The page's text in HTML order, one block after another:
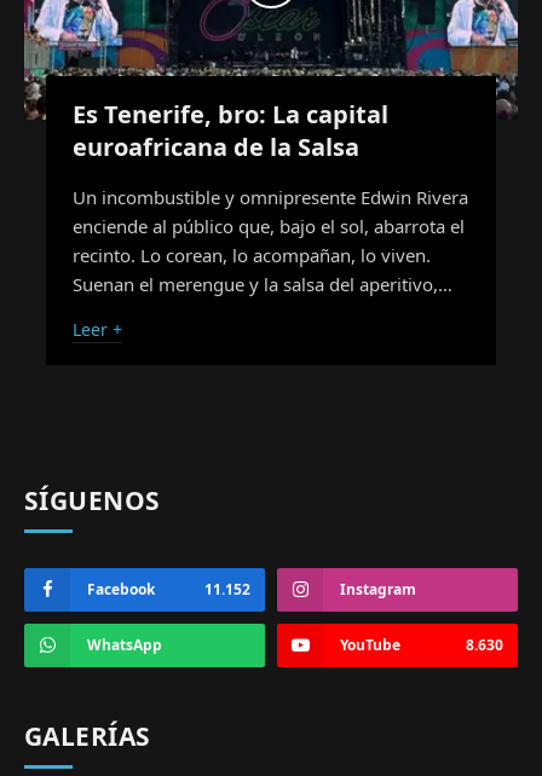
Es Tenerife, bro: La capital
euroafricana de la Salsa
Un incombustible y omnipresente Edwin Rivera
enciende al público que, bajo el sol, abarrota el
recinto. Lo corean, lo acompañan, lo viven.
Suenan el merengue y la salsa del aperitivo,…
Leer +
SÍGUENOS
Facebook 11.152 Instagram
WhatsApp YouTube 8.630
GALERÍAS